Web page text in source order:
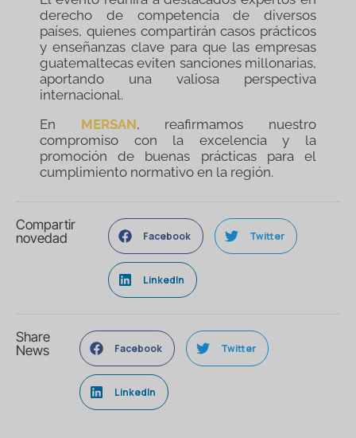
derecho de competencia de diversos
países, quienes compartirán casos prácticos
y enseñanzas clave para que las empresas
guatemaltecas eviten sanciones millonarias,
aportando una valiosa perspectiva
internacional.
En MERSAN, reafirmamos nuestro
compromiso con la excelencia y la
promoción de buenas prácticas para el
cumplimiento normativo en la región.
Compartir
novedad
Facebook Twitter
LinkedIn
Share
News
Facebook Twitter
LinkedIn